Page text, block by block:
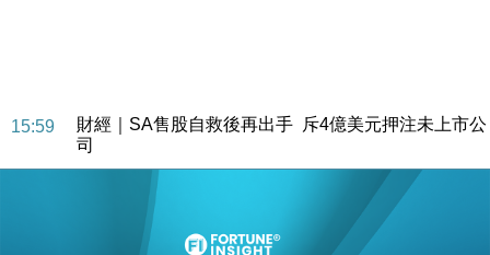
15:59
財經｜SA售股自救後再出手 斥4億美元押注未上市公
司
財經｜精星香港夥菜鳥拓全球智慧倉儲市場 加快海外
地產｜大酒店中期轉賺2300萬元 斥21億翻新香港及